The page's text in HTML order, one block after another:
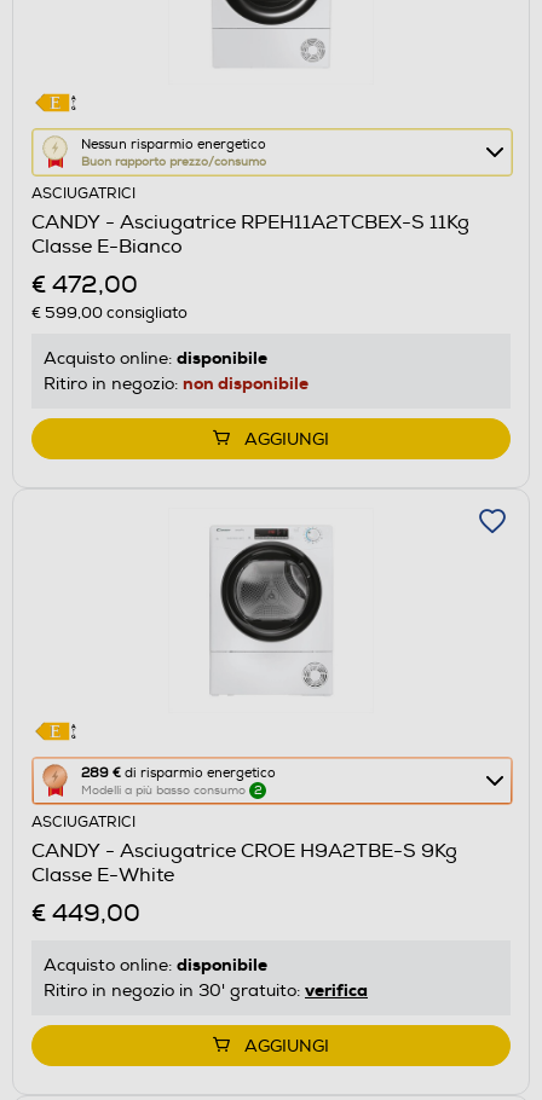
Nessun risparmio energetico
Buon rapporto prezzo/consumo
Questa
azione
aprirà
il
Calcolatore
di
risparmio
energetico
di
ASCIUGATRICI
CANDY - Asciugatrice RPEH11A2TCBEX-S 11Kg
Classe E-Bianco
€ 472,00
€ 599,00consigliato
Acquisto online: disponibile
Ritiro in negozio: non disponibile
AGGIUNGI
289 € di risparmio energetico
Modelli a più basso consumo 2
Questa
azione
aprirà
il
Calcolatore
di
energetico
di
Youreko.
ASCIUGATRICI
CANDY - Asciugatrice CROE H9A2TBE-S 9Kg
Classe E-White
€ 449,00
Acquisto online: disponibile
Ritiro in negozio in 30' gratuito: verifica
AGGIUNGI